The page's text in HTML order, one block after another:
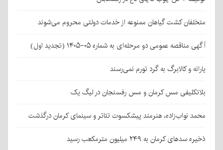
متخلفان کشت گیاهان ممنوعه از خدمات دولتی محروم می‌شوند
آگهی مناقصه عمومی دو مرحله‌ای به شماره ۰۵-۱۴۰۵ (تجدید اول)
یارانه و کالابرگ به گرد تورم نمی‌رسند
بلاتکلیفی مس کرمان و مس رفسنجان در لیگ یک
محمد نواب‌زاده، هنرمند پیشکسوت تئاتر و سینمای کرمان درگذشت
ذخیره سدهای کرمان به ۲۴۹ میلیون مترمکعب رسید